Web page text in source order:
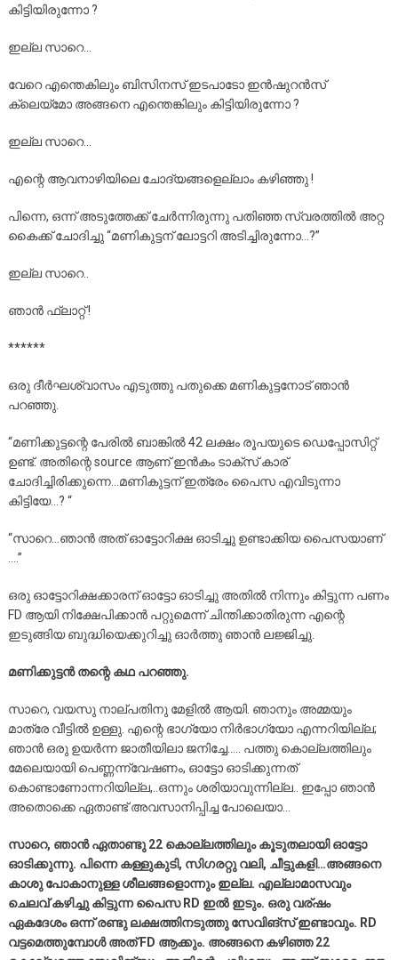
കിട്ടിയിരുന്നോ ?
ഇല്ല സാറെ…
വേറെ എന്തെകിലും ബിസിനസ് ഇടപാടോ ഇൻഷുറൻസ്
ക്ലെയ്‌മോ അങ്ങനെ എന്തെങ്കിലും കിട്ടിയിരുന്നോ ?
ഇല്ല സാറെ…
എന്റെ ആവനാഴിയിലെ ചോദ്യങ്ങളെല്ലാം കഴിഞ്ഞു !
പിന്നെ, ഒന്ന് അടുത്തേക്ക് ചേർന്നിരുന്നു പതിഞ്ഞ സ്വരത്തിൽ അറ്റ
കൈക്ക് ചോദിച്ചു “മണികുട്ടന് ലോട്ടറി അടിച്ചിരുന്നോ…?”
ഇല്ല സാറെ..
ഞാൻ ഫ്ലാറ്റ് !
******
ഒരു ദീർഘശ്വാസം എടുത്തു പതുക്കെ മണികുട്ടനോട് ഞാൻ
പറഞ്ഞു.
“മണിക്കുട്ടന്റെ പേരിൽ ബാങ്കിൽ 42 ലക്ഷം രൂപയുടെ ഡെപ്പോസിറ്റ്
ഉണ്ട്. അതിന്റെ source ആണ് ഇൻകം ടാക്‌സ് കാര്
ചോദിച്ചിരിക്കുന്നെ…മണികുട്ടന് ഇത്രേം പൈസ എവിടുന്നാ
കിട്ടിയേ…? “
“സാറെ…ഞാൻ അത് ഓട്ടോറിക്ഷ ഓടിച്ചു ഉണ്ടാക്കിയ പൈസയാണ്
….”
ഒരു ഓട്ടോറിക്ഷക്കാരന് ഓട്ടോ ഓടിച്ചു അതിൽ നിന്നും കിട്ടുന്ന പണം
FD ആയി നിക്ഷേപിക്കാൻ പറ്റുമെന്ന് ചിന്തിക്കാതിരുന്ന എന്റെ
ഇടുങ്ങിയ ബുദ്ധിയെക്കുറിച്ചു ഓർത്തു ഞാൻ ലജ്ജിച്ചു.
മണിക്കുട്ടൻ തന്റെ കഥ പറഞ്ഞു.
സാറെ, വയസു നാല്പതിനു മേളിൽ ആയി. ഞാനും അമ്മയും
മാത്രേ വീട്ടിൽ ഉള്ളു. എന്റെ ഭാഗ്യോ നിർഭാഗ്യോ എന്നറിയില്ല;
ഞാൻ ഒരു ഉയർന്ന ജാതീയിലാ ജനിച്ചേ….. പത്തു കൊല്ലത്തിലും
മേലെയായി പെണ്ണന്ന്വേഷണം, ഓട്ടോ ഓടിക്കുന്നത്
കൊണ്ടാണോന്നറിയില്ല,..ഒന്നും ശരിയാവുന്നില്ല.. ഇപ്പോ ഞാൻ
അതൊക്കെ ഏതാണ്ട് അവസാനിപ്പിച്ച പോലെയാ…
സാറെ, ഞാൻ ഏതാണ്ടു 22 കൊല്ലത്തിലും കൂടുതലായി ഓട്ടോ
ഓടിക്കുന്നു. പിന്നെ കള്ളുകുടി, സിഗരറ്റു വലി, ചീട്ടുകളി…അങ്ങനെ
കാശു പോകാനുള്ള ശീലങ്ങളൊന്നും ഇല്ല. എല്ലാമാസവും
ചെലവ് കഴിച്ചു കിട്ടുന്ന പൈസ RD ഇൽ ഇടും. ഒരു വര്ഷം
ഏകദേശം ഒന്ന് രണ്ടു ലക്ഷത്തിനടുത്തു സേവിങ്സ് ഇണ്ടാവും. RD
വട്ടമെത്തുമ്പോൾ അത് FD ആക്കും. അങ്ങനെ കഴിഞ്ഞ 22